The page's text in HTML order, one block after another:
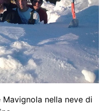
nella neve di